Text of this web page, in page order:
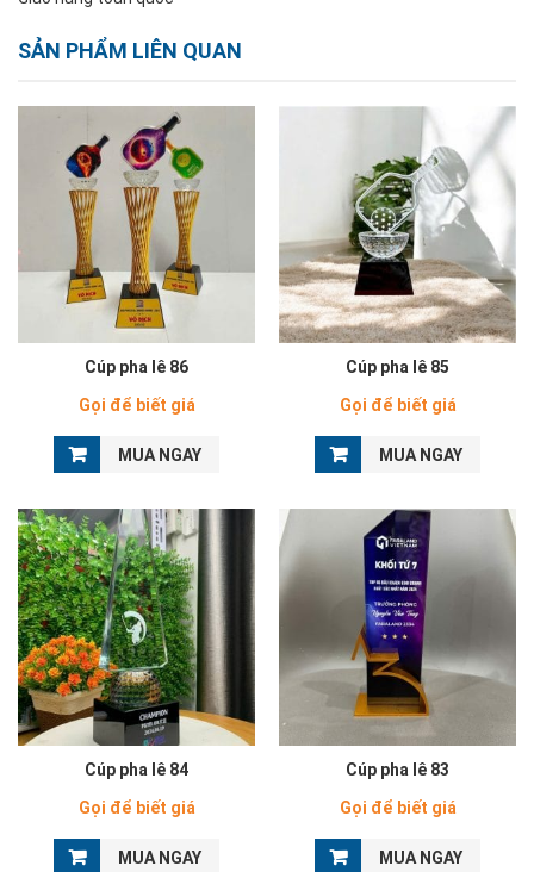
SẢN PHẨM LIÊN QUAN
Cúp pha lê 86
Gọi để biết giá
MUA NGAY
Cúp pha lê 85
Gọi để biết giá
MUA NGAY
Cúp pha lê 84
Gọi để biết giá
MUA NGAY
Cúp pha lê 83
Gọi để biết giá
MUA NGAY